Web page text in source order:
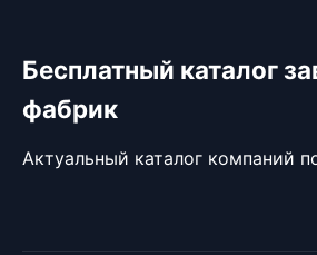
Бесплатный каталог
фабрик
Актуальный каталог компаний